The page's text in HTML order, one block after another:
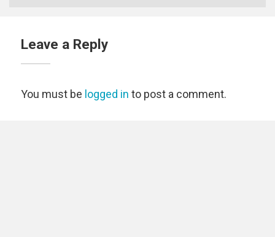
Leave a Reply
You must be logged in to post a comment.